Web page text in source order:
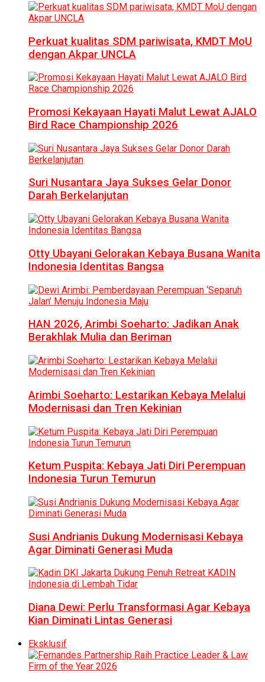
Perkuat kualitas SDM pariwisata, KMDT MoU
dengan Akpar UNCLA
Promosi Kekayaan Hayati Malut Lewat AJALO
Bird Race Championship 2026
Suri Nusantara Jaya Sukses Gelar Donor
Darah Berkelanjutan
Otty Ubayani Gelorakan Kebaya Busana Wanita
Indonesia Identitas Bangsa
HAN 2026, Arimbi Soeharto: Jadikan Anak
Berakhlak Mulia dan Beriman
Arimbi Soeharto: Lestarikan Kebaya Melalui
Modernisasi dan Tren Kekinian
Ketum Puspita: Kebaya Jati Diri Perempuan
Indonesia Turun Temurun
Susi Andrianis Dukung Modernisasi Kebaya
Agar Diminati Generasi Muda
Diana Dewi: Perlu Transformasi Agar Kebaya
Kian Diminati Lintas Generasi
Eksklusif